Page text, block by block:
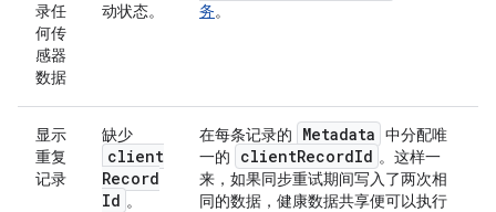
录任
何传
感器
数据
动状态。
务。
显示
重复
记录
缺少
client
Record
Id 。
在每条记录的 Metadata 中分配唯
一的
clientRecordId 。这样一
来，如果同步重试期间写入了两次相
同的数据，健康数据共享便可以执行